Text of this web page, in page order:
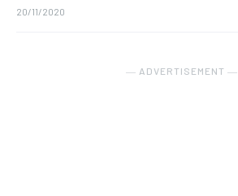
20/11/2020
― ADVERTISEMENT ―